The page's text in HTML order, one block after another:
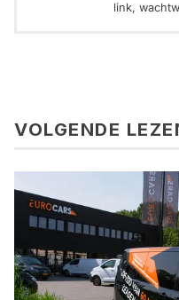
link,
VOLGENDE